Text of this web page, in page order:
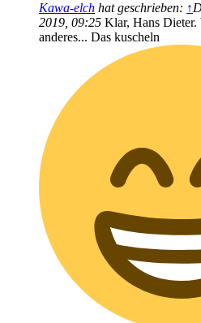
Kawa-elch hat geschrieben: ↑
2019, 09:25 Klar, Hans Dieter.
anderes... Das kuscheln